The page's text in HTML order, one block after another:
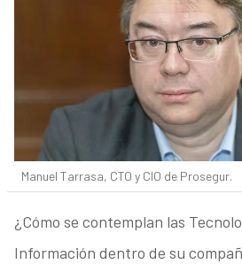
Manuel Tarrasa, CTO y CIO de Prosegur.
¿Cómo se contemplan las
Información dentro de su